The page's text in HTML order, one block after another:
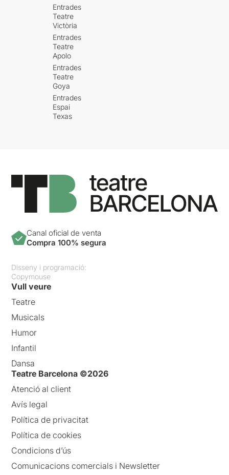
Entrades
Teatre
Victòria
Entrades
Teatre
Apolo
Entrades
Teatre
Goya
Entrades
Espai
Texas
Canal oficial de venta
Compra 100% segura
Disseny i programació:
Copymouse
Vull veure
Teatre
Musicals
Humor
Infantil
Dansa
Teatre Barcelona ©2026
Atenció al client
Avís legal
Política de privacitat
Política de cookies
Condicions d’ús
Comunicacions comercials i Newsletter